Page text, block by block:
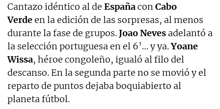
Cantazo idéntico al de EspañaconCabo
Verdeen la edición de las sorpresas, al menos
durante la fase de grupos.Joao Neves adelantó a
la selección portuguesa en el 6’… y ya.Yoane
Wissa, héroe congoleño, igualó al filo del
descanso. En la segunda parte no se movió y el
reparto de puntos dejaba boquiabierto al
planeta fútbol.